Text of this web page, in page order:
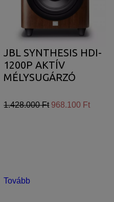
JBL SYNTHESIS HDI-
1200P AKTÍV
MÉLYSUGÁRZÓ
1.428.000 Ft 968.100 Ft
Tovább